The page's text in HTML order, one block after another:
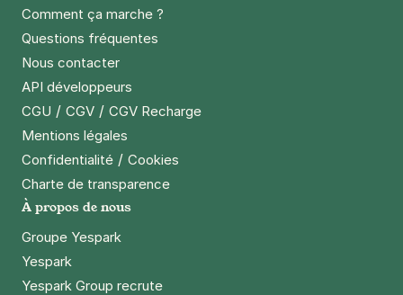
Comment ça marche ?
Questions fréquentes
Nous contacter
API développeurs
CGU / CGV / CGV Recharge
Mentions légales
Confidentialité / Cookies
Charte de transparence
À propos de nous
Groupe Yespark
Yespark
Yespark Group recrute